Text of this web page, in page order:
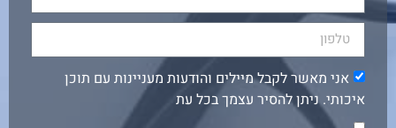
אני מאשר לקבל מיילים והודעות מעניינות עם תוכן
איכותי. ניתן להסיר עצמך בכל עת